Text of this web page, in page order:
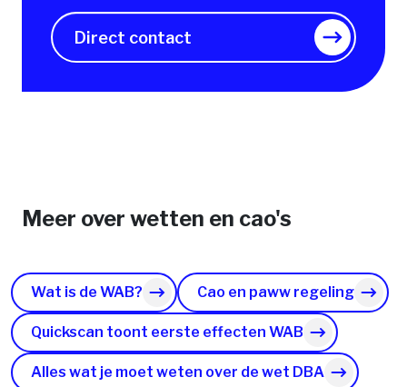
Direct contact
Meer over wetten en cao's
Wat is de WAB? Cao en paww regeling
Quickscan toont eerste effecten WAB
Alles wat je moet weten over de wet DBA